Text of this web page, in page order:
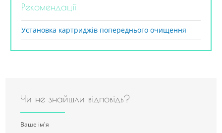
Рекомендації
Установка картриджів попереднього очищення
Чи не знайшли відповідь?
Ваше ім'я